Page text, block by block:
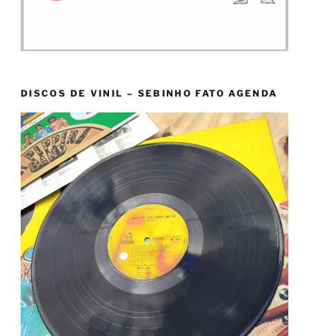
DISCOS DE VINIL – SEBINHO FATO AGENDA